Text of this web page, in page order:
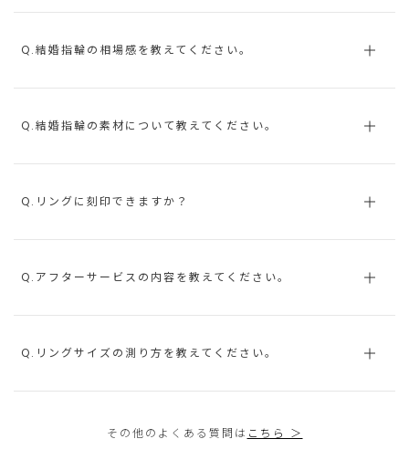
Q.結婚指輪の相場感を教えてください。
Q.結婚指輪の素材について教えてください。
Q.リングに刻印できますか？
Q.アフターサービスの内容を教えてください。
Q.リングサイズの測り方を教えてください。
その他のよくある質問は こちら ＞